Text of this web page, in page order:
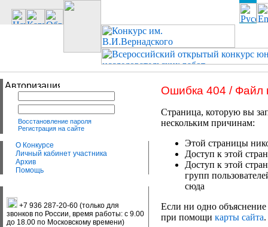
Восстановление пароля
Регистрация на сайте
О Конкурсе
Личный кабинет участника
Архив
Помощь
+7 936 287-20-60 (только для
звонков по России, время работы: с 9.00
до 18.00 по Московскому времени)
Ошибка 404 / Файл
Страница, которую вы
нескольким причинам:
Этой страницы
Доступ к этой
Доступ к этой
групп
сюда
Если ни одно объяснение
при помощи карты сайта.